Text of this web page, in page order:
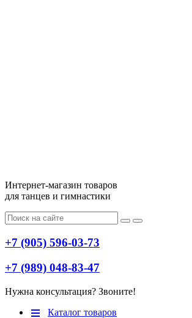
Интернет-магазин товаров
для танцев и гимнастики
+7 (905) 596-03-73
+7 (989) 048-83-47
Нужна консультация? Звоните!
Меню
Каталог товаров